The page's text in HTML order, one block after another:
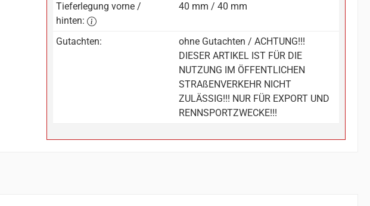
Tieferlegung vorne /
hinten:
40 mm / 40 mm
Gutachten:
ohne Gutachten / ACHTUNG!!!
DIESER ARTIKEL IST FÜR DIE
NUTZUNG IM ÖFFENTLICHEN
STRAßENVERKEHR NICHT
ZULÄSSIG!!! NUR FÜR EXPORT UND
RENNSPORTZWECKE!!!